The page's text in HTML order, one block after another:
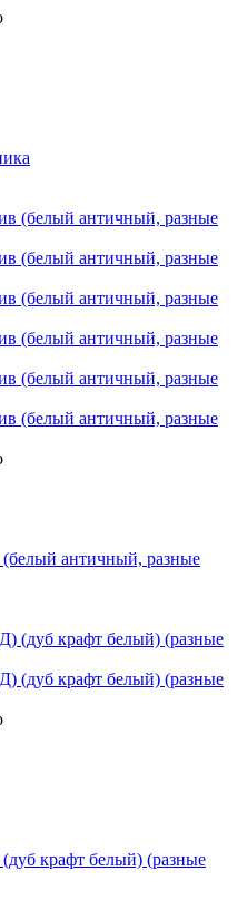
(белый античный, разные
крафт белый) (разные